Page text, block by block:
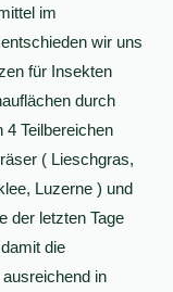
im
wir uns
für Insekten
durch
Teilbereichen
( Lieschgras,
Luzerne ) und
der letzten Tage
die
in